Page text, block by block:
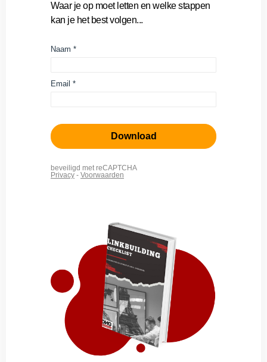
Waar je op moet letten en welke stappen
kan je het best volgen...